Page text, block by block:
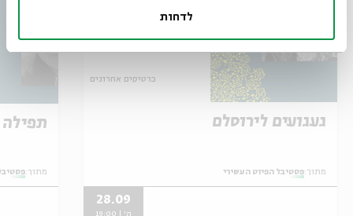
לדחות
כרטיסים אחרונים
געגועים לירוסלם
מתוך:פסטיבל הפיוט העשירי
28.09
ה' | 19:00
מתוך: